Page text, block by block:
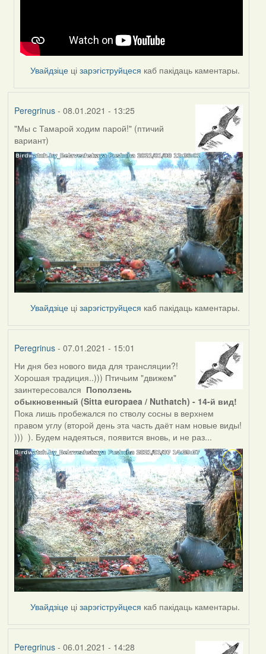
Увайдзіце цізарэгіструйцеся каб пакідаць каментары.
Peregrinus- 08.01.2021 - 13:25
"Мы с Тамарой ходим парой!" (птичий
вариант)
Увайдзіце цізарэгіструйцеся каб пакідаць каментары.
Peregrinus- 07.01.2021 - 15:01
Ни дня без нового вида для трансляции?!
Хорошая традиция..))) Птичьим "движем"
заинтересовался Поползень
обыкновенный (Sitta europaea / Nuthatch) - 14-й вид!
Пока лишь пробежался по стволу сосны в верхнем
правом углу (второй день эта часть даёт нам новые виды!
))) ). Будем надеяться, появится вновь, и не раз...
Увайдзіце цізарэгіструйцеся каб пакідаць каментары.
Peregrinus- 06.01.2021 - 14:28